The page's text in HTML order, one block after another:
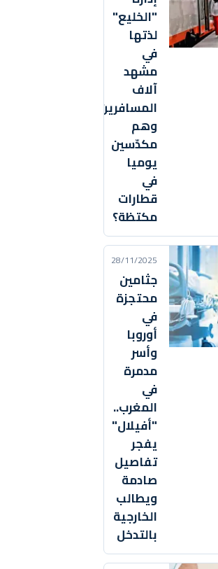
"الخليع"
لذتها
في
مشهد
آلاف
المسافرين
وهم
مكدّسين
يوميا
في
قطارات
مكتظة؟
28/11/2025
جثامين
محتجزة
في
أوروبا
وأسر
مدمرة
في
المغرب..
"أفيلال"
يفجر
تفاصيل
صادمة
ويطالب
الخارجية
بالتدخل